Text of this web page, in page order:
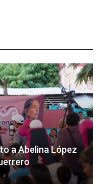
a Abelina López